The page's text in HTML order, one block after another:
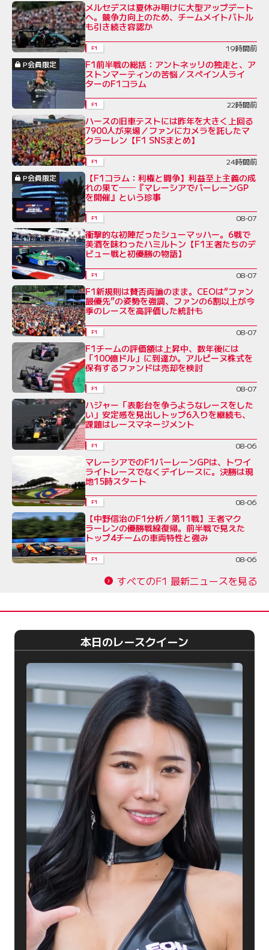
メルセデスは夏休み明けに大型アップデート
へ。競争力向上のため、チームメイトバトル
も引き続き容認か
F1
19時間前
P会員限定
F1前半戦の総括：アントネッリの独走と、ア
ストンマーティンの苦悩／スペイン人ライ
ターのF1コラム
F1 22時間前
ハースの旧車テストには昨年を大きく上回る
7900人が来場／ファンにカメラを託したマ
クラーレン【F1 SNSまとめ】
F1
24時間前
P会員限定
【F1コラム：利権と闘争】利益至上主義の成
れの果て──『マレーシアでバーレーンGP
を開催』という珍事
F1 08-07
衝撃的な初陣だったシューマッハー。6戦で
美酒を味わったハミルトン【F1王者たちのデ
ビュー戦と初優勝の物語】
F1 08-07
F1新規則は賛否両論のまま。CEOは“ファン
最優先”の姿勢を強調、ファンの6割以上が今
季のレースを高評価した統計も
F1 08-07
F1チームの評価額は上昇中、数年後には
「100億ドル」に到達か。アルピーヌ株式を
保有するファンドは売却を検討
F1 08-07
ハジャー「表彰台を争うようなレースをした
い」安定感を見出しトップ6入りを継続も、
課題はレースマネージメント
F1 08-06
マレーシアでのF1バーレーンGPは、トワイ
ライトレースでなくデイレースに。決勝は現
地15時スタート
F1 08-06
【中野信治のF1分析／第11戦】王者マク
ラーレンの優勝戦線復帰。前半戦で見えた
トップ4チームの車両特性と強み
F1 08-06
すべてのF1 最新ニュースを見る
本日のレースクイーン